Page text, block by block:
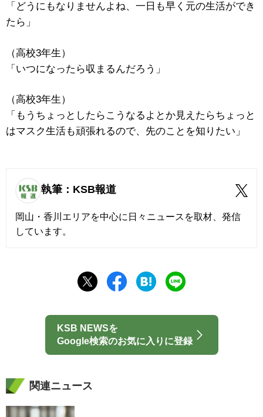
「どうにもなりませんよね、一日も早く元の生活ができ
たら」
（高校3年生）
「いつになったら収まるんだろう」
（高校3年生）
「もうちょっとしたらこうなるよとか見えたらちょっと
はマスク生活も頑張れるので、先のことを知りたい」
執筆：KSB報道
岡山・香川エリアを中心に日々ニュースを取材、発信
しています。
KSB NEWSを
Google検索のお気に入りに登録
関連ニュース